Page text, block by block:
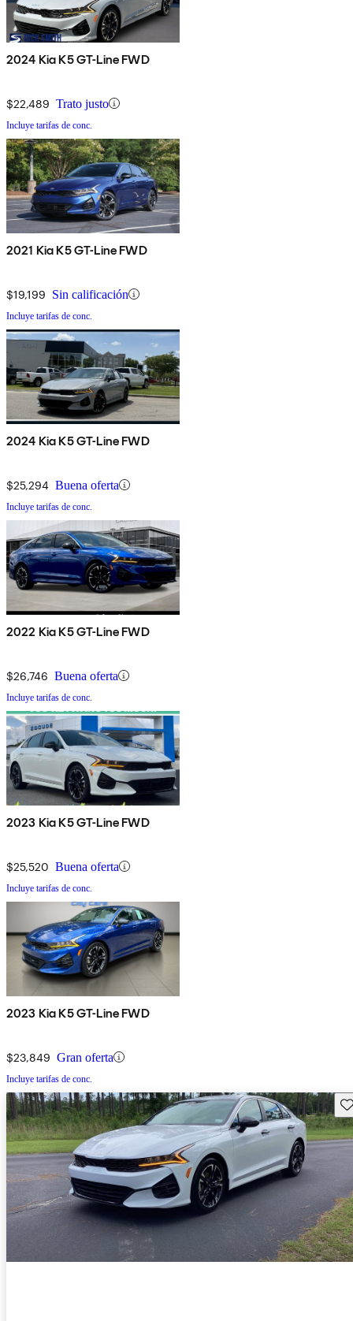
2024 Kia K5 GT-Line FWD
$22,489 Trato justo
Incluye tarifas de conc.
2021 Kia K5 GT-Line FWD
$19,199 Sin calificación
Incluye tarifas de conc.
2024 Kia K5 GT-Line FWD
$25,294 Buena oferta
Incluye tarifas de conc.
2022 Kia K5 GT-Line FWD
$26,746 Buena oferta
Incluye tarifas de conc.
2023 Kia K5 GT-Line FWD
$25,520 Buena oferta
Incluye tarifas de conc.
2023 Kia K5 GT-Line FWD
$23,849 Gran oferta
Incluye tarifas de conc.